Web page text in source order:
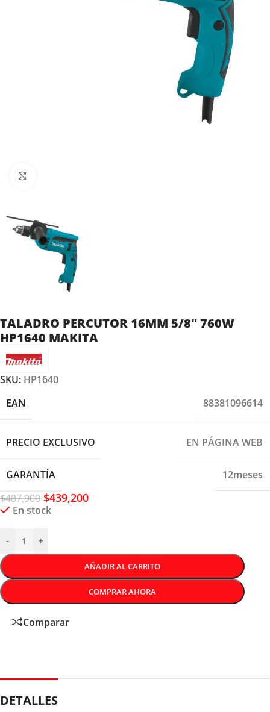
TALADRO PERCUTOR 16MM 5/8″ 760W
HP1640 MAKITA
SKU: HP1640
EAN
88381096614
PRECIO EXCLUSIVO EN PÁGINA WEB
GARANTÍA
12meses
$487,900 $439,200
En stock
- +
AÑADIR AL CARRITO
COMPRAR AHORA
Comparar
DETALLES